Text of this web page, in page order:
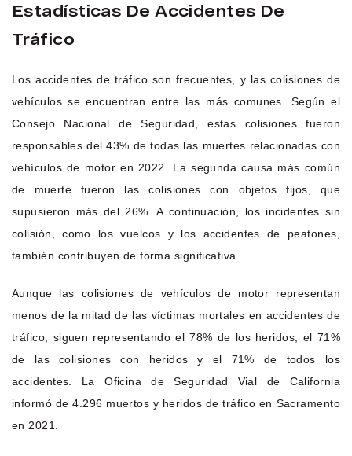
Estadísticas De Accidentes De
Tráfico
Los accidentes de tráfico son frecuentes, y las colisiones de
vehículos se encuentran entre las más comunes. Según el
Consejo Nacional de Seguridad, estas colisiones fueron
responsables del 43% de todas las muertes relacionadas con
vehículos de motor en 2022. La segunda causa más común
de muerte fueron las colisiones con objetos fijos, que
supusieron más del 26%. A continuación, los incidentes sin
colisión, como los vuelcos y los accidentes de peatones,
también contribuyen de forma significativa.
Aunque las colisiones de vehículos de motor representan
menos de la mitad de las víctimas mortales en accidentes de
tráfico, siguen representando el 78% de los heridos, el 71%
de las colisiones con heridos y el 71% de todos los
accidentes. La Oficina de Seguridad Vial de California
informó de 4.296 muertos y heridos de tráfico en Sacramento
en 2021.